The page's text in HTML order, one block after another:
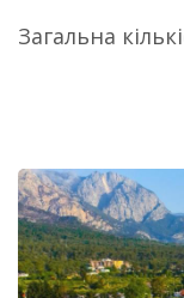
Загальна